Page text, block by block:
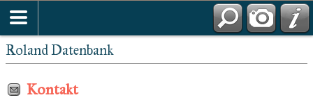
Roland Datenbank
Kontakt